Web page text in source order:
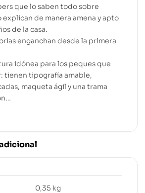
que lo saben todo sobre
explican de manera amena y apto
de la casa.
enganchan desde la primera
idónea para los peques que
tienen tipografía amable,
maqueta ágil y una trama
0,35 kg